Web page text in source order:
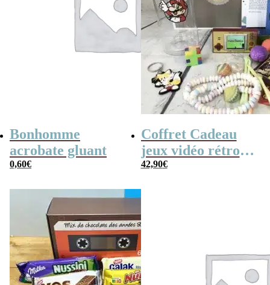
Bonhomme
acrobate gluant
0,60€
Coffret Cadeau
jeux vidéo rétro
(avec sa console de
42,90€